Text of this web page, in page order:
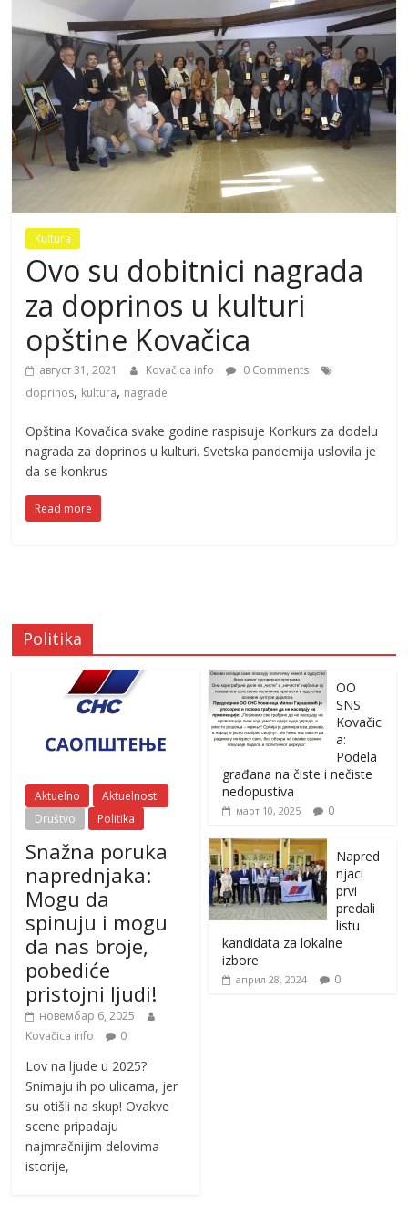
Kultura
Ovo su dobitnici nagrada
za doprinos u kulturi
opštine Kovačica
август 31, 2021 Kovačica info
0 Comments
doprinos, kultura, nagrade
Opština Kovačica svake godine raspisuje Konkurs za dodelu
nagrada za doprinos u kulturi. Svetska pandemija uslovila je
da se konkrus
Read more
Politika
Aktuelno
Aktuelnosti
Društvo
Politika
Snažna poruka
naprednjaka:
Mogu da
spinuju i mogu
da nas broje,
pobediće
pristojni ljudi!
новембар 6, 2025
Kovačica info
0
Lov na ljude u 2025?
Snimaju ih po ulicama, jer
su otišli na skup! Ovakve
scene pripadaju
najmračnijim delovima
istorije,
OO
SNS
Kovačic
a:
Podela
građana na čiste i nečiste
nedopustiva
март 10, 2025 0
Napred
njaci
prvi
predali
listu
kandidata za lokalne
izbore
април 28, 2024 0